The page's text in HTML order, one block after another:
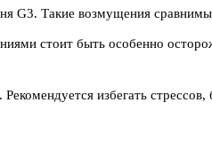
G3. Такие возмущения
стоит быть особенно
избегать